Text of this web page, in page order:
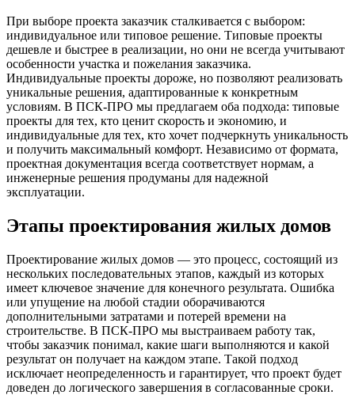
При выборе проекта заказчик сталкивается с выбором:
индивидуальное или типовое решение. Типовые проекты
дешевле и быстрее в реализации, но они не всегда учитывают
особенности участка и пожелания заказчика.
Индивидуальные проекты дороже, но позволяют реализовать
уникальные решения, адаптированные к конкретным
условиям. В ПСК-ПРО мы предлагаем оба подхода: типовые
проекты для тех, кто ценит скорость и экономию, и
индивидуальные для тех, кто хочет подчеркнуть уникальность
и получить максимальный комфорт. Независимо от формата,
проектная документация всегда соответствует нормам, а
инженерные решения продуманы для надежной
эксплуатации.
Этапы проектирования жилых домов
Проектирование жилых домов — это процесс, состоящий из
нескольких последовательных этапов, каждый из которых
имеет ключевое значение для конечного результата. Ошибка
или упущение на любой стадии оборачиваются
дополнительными затратами и потерей времени на
строительстве. В ПСК-ПРО мы выстраиваем работу так,
чтобы заказчик понимал, какие шаги выполняются и какой
результат он получает на каждом этапе. Такой подход
исключает неопределенность и гарантирует, что проект будет
доведен до логического завершения в согласованные сроки.